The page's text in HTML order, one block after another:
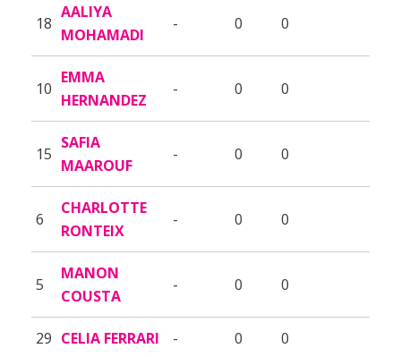
18
AALIYA
MOHAMADI
- 0 0
10
EMMA
HERNANDEZ
- 0 0
15
SAFIA
MAAROUF
- 0 0
6
CHARLOTTE
RONTEIX
- 0 0
5
MANON
COUSTA
- 0 0
29 CELIA FERRARI - 0 0